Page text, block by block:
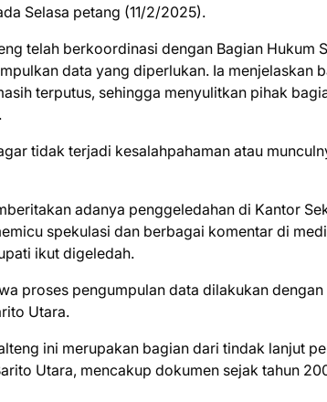
Selasa petang (11/2/2025).
telah berkoordinasi dengan Bagian Hukum
data yang diperlukan. Ia menjelaskan
terputus, sehingga menyulitkan pihak
tidak terjadi kesalahpahaman atau
adanya penggeledahan di Kantor
spekulasi dan berbagai komentar di
ikut digeledah.
proses pengumpulan data dilakukan
Utara.
ini merupakan bagian dari tindak lanjut
Utara, mencakup dokumen sejak tahun